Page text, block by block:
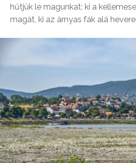
hűtjük le magunkat: ki a
magát, ki az árnyas fák alá